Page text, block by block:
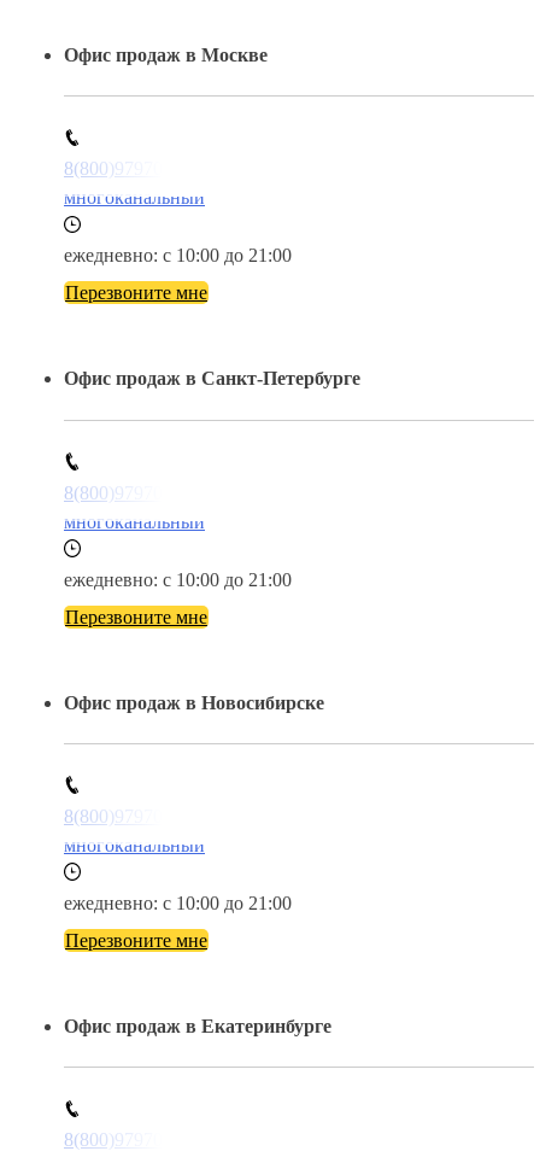
Офис продаж в Москве
8(800)9797043
многоканальный
ежедневно: с 10:00 до 21:00
Перезвоните мне
Офис продаж в Санкт-Петербурге
8(800)9797043
многоканальный
ежедневно: с 10:00 до 21:00
Перезвоните мне
Офис продаж в Новосибирске
8(800)9797043
многоканальный
ежедневно: с 10:00 до 21:00
Перезвоните мне
Офис продаж в Екатеринбурге
8(800)9797043